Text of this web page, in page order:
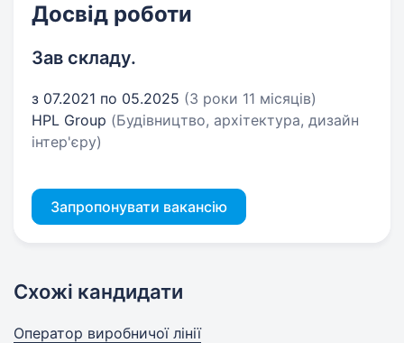
Досвід роботи
Зав складу.
з 07.2021 по 05.2025 (3 роки 11 місяців)
HPL Group (Будівництво, архітектура, дизайн
інтер'єру)
Запропонувати вакансію
Схожі кандидати
Оператор виробничої лінії